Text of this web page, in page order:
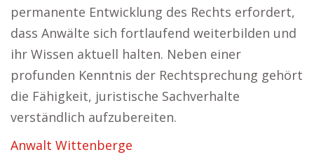
permanente Entwicklung des Rechts erfordert,
dass Anwälte sich fortlaufend weiterbilden und
ihr Wissen aktuell halten. Neben einer
profunden Kenntnis der Rechtsprechung gehört
die Fähigkeit, juristische Sachverhalte
verständlich aufzubereiten.
Anwalt Wittenberge